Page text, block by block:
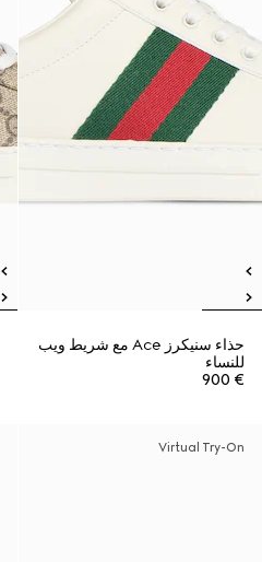
حذاء سنيكرز Ace مع شريط ويب
للنساء
€ 900
Virtual Try-On